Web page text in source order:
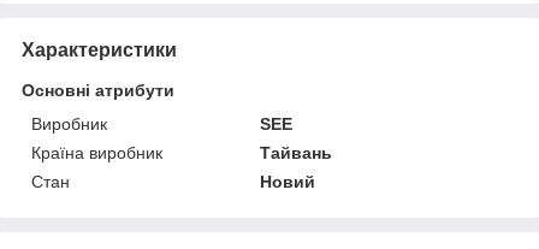
Характеристики
Основні атрибути
Виробник
SEE
Країна виробник
Тайвань
Стан
Новий